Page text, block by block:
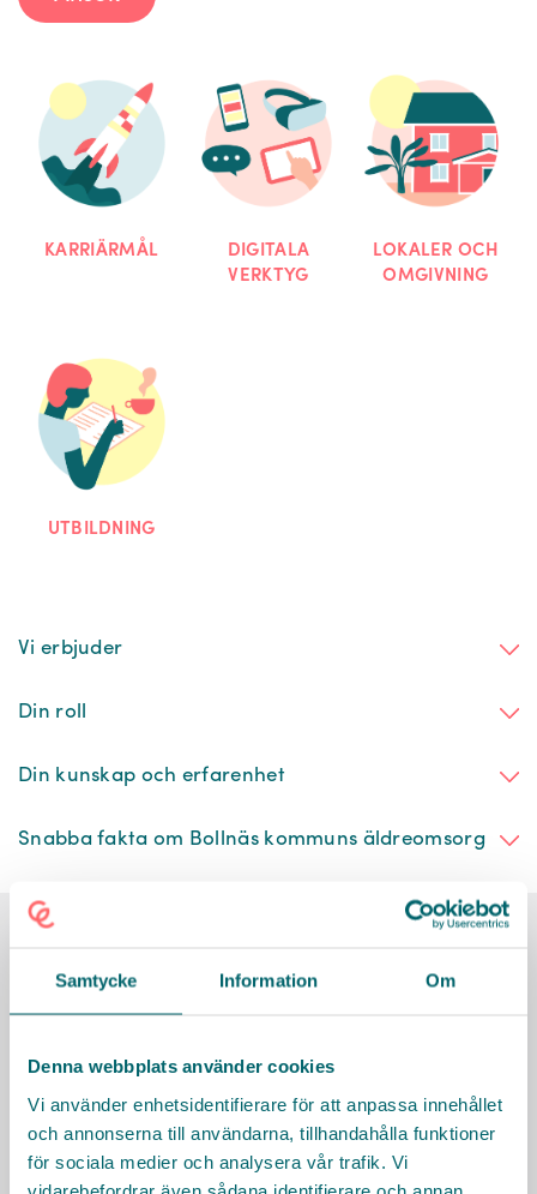
Samtycke Information Om
Denna webbplats använder cookies
Vi använder enhetsidentifierare för att anpassa innehållet
och annonserna till användarna, tillhandahålla funktioner
för sociala medier och analysera vår trafik. Vi
vidarebefordrar även sådana identifierare och annan
KARRIÄRMÅL
DIGITALA
VERKTYG
LOKALER OCH
OMGIVNING
UTBILDNING
Vi erbjuder
Din roll
Din kunskap och erfarenhet
Snabba fakta om Bollnäs kommuns äldreomsorg